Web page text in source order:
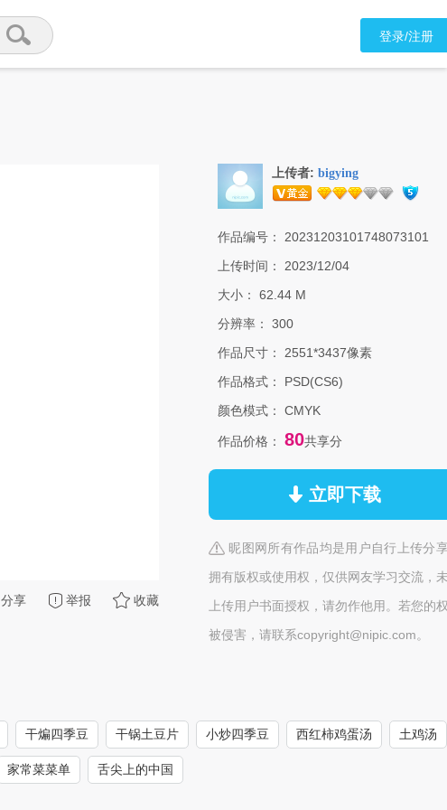
登录/注册
分享 举报 收藏
上传者: bigying
作品编号：
20231203101748073101
上传时间：
2023/12/04
大小：
62.44 M
分辨率：
300
作品尺寸：
2551*3437像素
作品格式：
PSD(CS6)
颜色模式：
CMYK
作品价格： 80共享分
立即下载
昵图网所有作品均是用户自行上传分
拥有版权或使用权，仅供网友学习交流，
上传用户书面授权，请勿作他用。若您的
被侵害，请联系copyright@nipic.com。
干煸四季豆 干锅土豆片 小炒四季豆 西红柿鸡蛋汤 土鸡汤
家常菜菜单 舌尖上的中国